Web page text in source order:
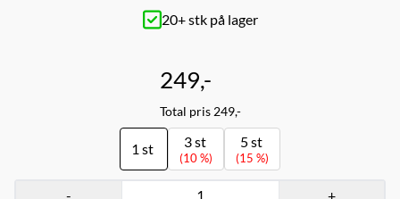
20+ stk på lager
249,-
Total pris 249,-
1 st 3 st
(10 %)
5 st
(15 %)
- +